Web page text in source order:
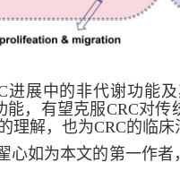
进展中的非代谢功能
能，有望克服CRC对传
理解，也为CRC的临床
心如为本文的第一作